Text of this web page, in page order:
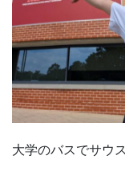
大学のバスでサウ